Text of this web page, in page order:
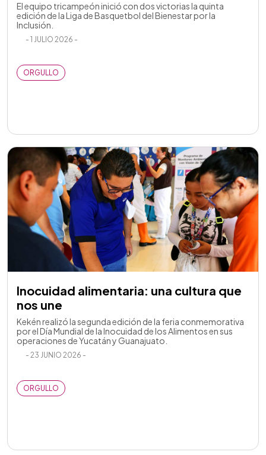
El equipo tricampeón inició con dos victorias la quinta
edición de la Liga de Basquetbol del Bienestar por la
Inclusión.
- 1 JULIO 2026 -
ORGULLO
Inocuidad alimentaria: una cultura que
nos une
Kekén realizó la segunda edición de la feria conmemorativa
por el Día Mundial de la Inocuidad de los Alimentos en sus
operaciones de Yucatán y Guanajuato.
- 23 JUNIO 2026 -
ORGULLO